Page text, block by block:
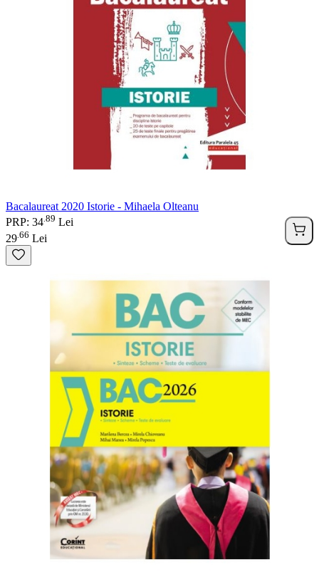
Bacalaureat 2020 Istorie - Mihaela Olteanu
PRP: 34 89 Lei
29 66 Lei